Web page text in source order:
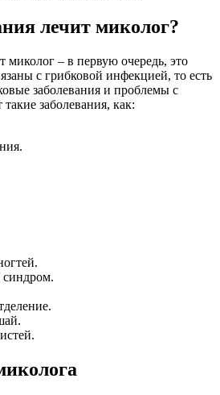
лечит миколог?
миколог – в первую очередь, это
с грибковой инфекцией, то есть
заболевания и проблемы с
заболевания, как: